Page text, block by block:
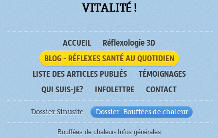
VITALITÉ !
ACCUEIL
Réflexologie 3D
BLOG - RÉFLEXES SANTÉ AU QUOTIDIEN
LISTE DES ARTICLES PUBLIÉS
TÉMOIGNAGES
QUI SUIS-JE?
INFOLETTRE CONTACT
Dossier-Sinusite Dossier- Bouffées de chaleur
Bouffées de chaleur- Infos générales